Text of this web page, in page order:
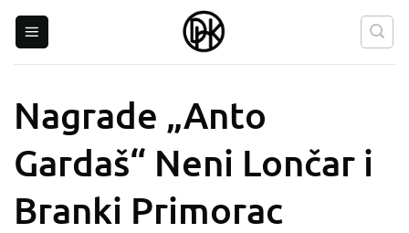
Nagrade „Anto
Gardaš“ Neni Lončar i
Branki Primorac